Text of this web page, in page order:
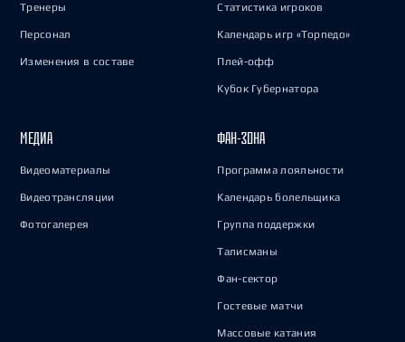
Тренеры
Персонал
Изменения в составе
Статистика игроков
Календарь игр «Торпедо»
Плей-офф
Кубок Губернатора
МЕДИА
Видеоматериалы
Видеотрансляции
Фотогалерея
ФАН-ЗОНА
Программа лояльности
Календарь болельщика
Группа поддержки
Талисманы
Фан-сектор
Гостевые матчи
Массовые катания